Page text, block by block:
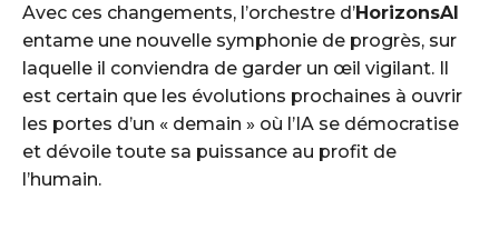
Avec ces changements, l’orchestre d’HorizonsAI
entame une nouvelle symphonie de progrès, sur
laquelle il conviendra de garder un œil vigilant. Il
est certain que les évolutions prochaines à ouvrir
les portes d’un « demain » où l’IA se démocratise
et dévoile toute sa puissance au profit de
l’humain.